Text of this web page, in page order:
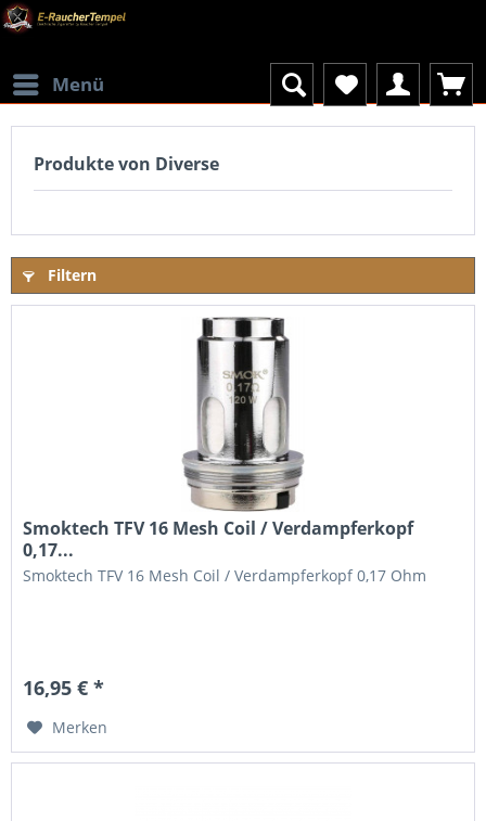
Menü
Produkte von Diverse
Filtern
Smoktech TFV 16 Mesh Coil / Verdampferkopf
0,17...
Smoktech TFV 16 Mesh Coil / Verdampferkopf 0,17 Ohm
16,95 € *
Merken